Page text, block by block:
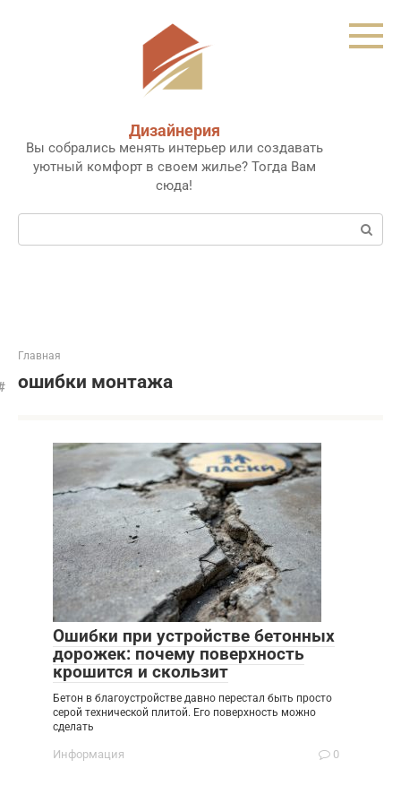
Дизайнерия
Вы собрались менять интерьер или создавать
уютный комфорт в своем жилье? Тогда Вам
сюда!
Поиск:
Главная
ошибки монтажа
Ошибки при устройстве бетонных
дорожек: почему поверхность
крошится и скользит
Бетон в благоустройстве давно перестал быть просто
серой технической плитой. Его поверхность можно
сделать
Информация 0